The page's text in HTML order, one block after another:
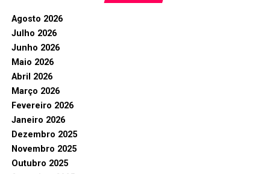
Agosto 2026
Julho 2026
Junho 2026
Maio 2026
Abril 2026
Março 2026
Fevereiro 2026
Janeiro 2026
Dezembro 2025
Novembro 2025
Outubro 2025